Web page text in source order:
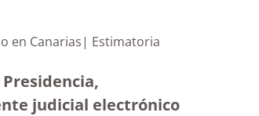
en Canarias| Estimatoria
judicial electrónico